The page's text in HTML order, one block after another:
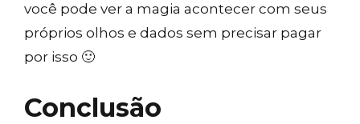
você pode ver a magia acontecer com seus
próprios olhos e dados sem precisar pagar
por isso 🙂
Conclusão